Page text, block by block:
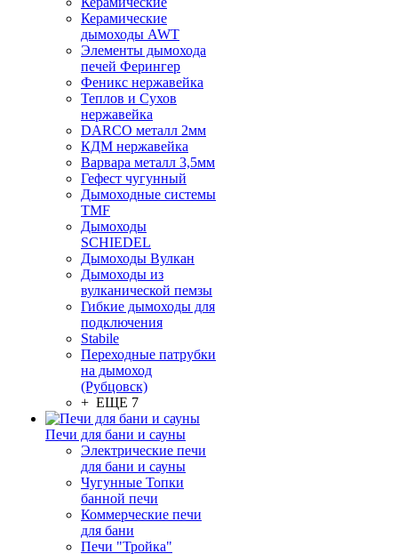
Керамические
дымоходы AWT
Элементы дымохода
печей Ферингер
Феникс нержавейка
Теплов и Сухов
нержавейка
DARCO металл 2мм
КДМ нержавейка
Варвара металл 3,5мм
Гефест чугунный
Дымоходные системы
TMF
Дымоходы
SCHIEDEL
Дымоходы Вулкан
Дымоходы из
вулканической пемзы
Гибкие дымоходы для
подключения
Stabile
Переходные патрубки
на дымоход
(Рубцовск)
+ ЕЩЕ 7
Печи для бани и сауны
Электрические печи
для бани и сауны
Чугунные Топки
банной печи
Коммерческие печи
для бани
Печи "Тройка"